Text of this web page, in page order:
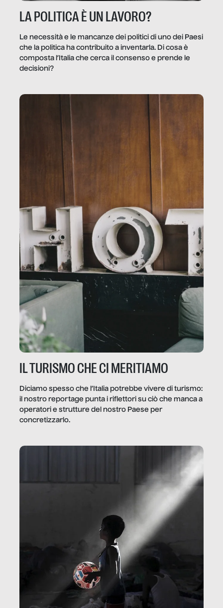
LA POLITICA È UN LAVORO?
Le necessità e le mancanze dei politici di uno dei Paesi
che la politica ha contribuito a inventarla. Di cosa è
composta l’Italia che cerca il consenso e prende le
decisioni?
IL TURISMO CHE CI MERITIAMO
Diciamo spesso che l’Italia potrebbe vivere di turismo:
il nostro reportage punta i riflettori su ciò che manca a
operatori e strutture del nostro Paese per
concretizzarlo.